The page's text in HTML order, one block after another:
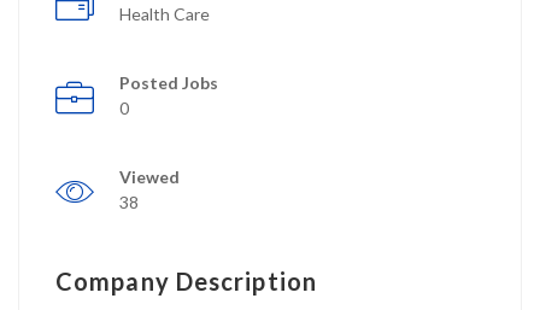
Health Care
Posted Jobs
0
Viewed
38
Company Description